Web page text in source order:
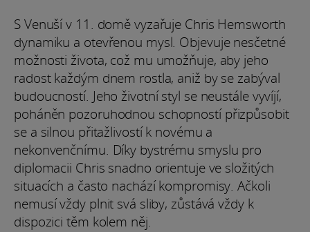
S Venuší v 11. domě vyzařuje Chris Hemsworth
dynamiku a otevřenou mysl. Objevuje nesčetné
možnosti života, což mu umožňuje, aby jeho
radost každým dnem rostla, aniž by se zabýval
budoucností. Jeho životní styl se neustále vyvíjí,
poháněn pozoruhodnou schopností přizpůsobit
se a silnou přitažlivostí k novému a
nekonvenčnímu. Díky bystrému smyslu pro
diplomacii Chris snadno orientuje ve složitých
situacích a často nachází kompromisy. Ačkoli
nemusí vždy plnit svá sliby, zůstává vždy k
dispozici těm kolem něj.